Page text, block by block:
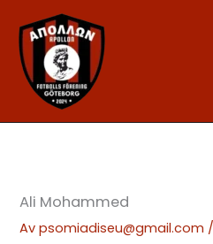
innehåll
Ali Mohammed
Avpsomiadiseu@gmail.com